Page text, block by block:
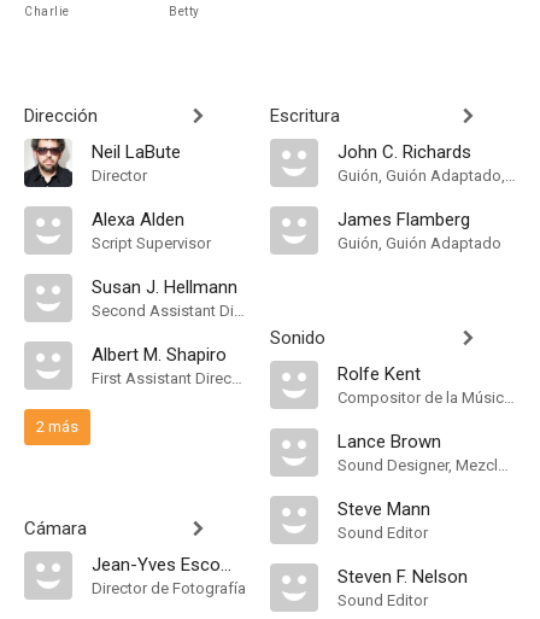
Charlie Betty
Dirección
Neil LaBute
Director
Alexa Alden
Script Supervisor
Susan J. Hellmann
Second Assistant Director
Albert M. Shapiro
First Assistant Director
2 más
Cámara
Jean-Yves Escoffier
Director de Fotografía
Escritura
John C. Richards
Guión, Guión Adaptado, Historia
James Flamberg
Guión, Guión Adaptado
Sonido
Rolfe Kent
Compositor de la Música Original
Lance Brown
Sound Designer, Mezclador de Re-Grabación de Sonido
Steve Mann
Sound Editor
Steven F. Nelson
Sound Editor